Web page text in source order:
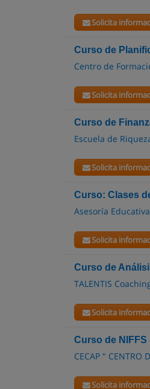
Solicita
Curso de
Centro de
Solicita
Curso de
Escuela de
Solicita
Curso: Clases
Asesoría Educativa
Solicita
Curso de
TALENTIS
Solicita
Curso de
CECAP " CENTRO
Solicita